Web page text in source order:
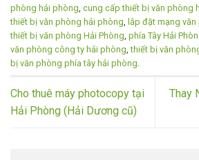
phòng hải phòng cung cấp thiết bị văn phòng
thiết bị văn phòng hải phòng lắp đặt mạng
thiết bị văn phòng Hải Phòng phía Tây Hải
văn phòng công ty hải phòng ,thiết bị văn
bị văn phòng phía tây hải phòng
Cho thuê máy photocopy tại
Hải Phòng (Hải Dương cũ)
Thay